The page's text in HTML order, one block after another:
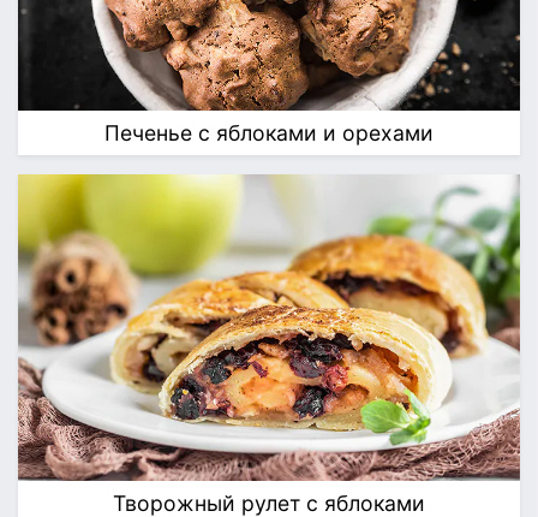
Печенье с яблоками и орехами
Творожный рулет с яблоками